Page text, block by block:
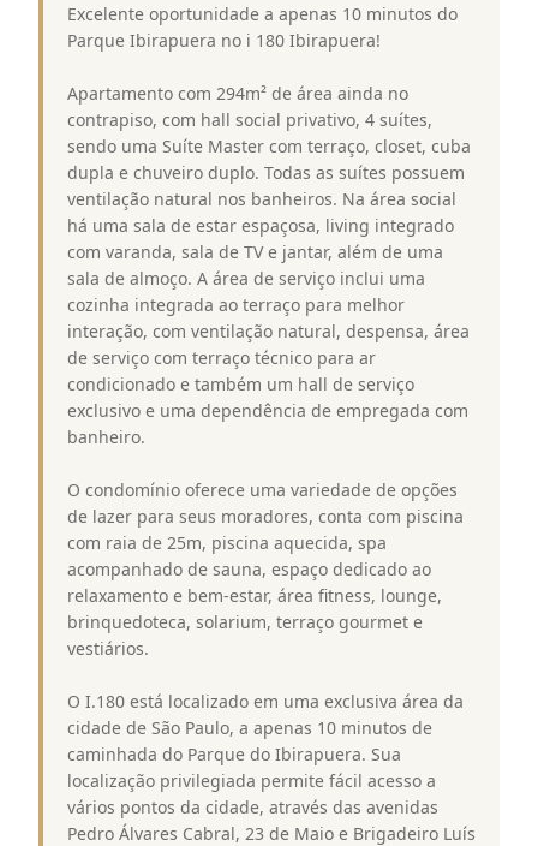
Excelente oportunidade a apenas 10 minutos do
Parque Ibirapuera no i 180 Ibirapuera!
Apartamento com 294m² de área ainda no
contrapiso, com hall social privativo, 4 suítes,
sendo uma Suíte Master com terraço, closet, cuba
dupla e chuveiro duplo. Todas as suítes possuem
ventilação natural nos banheiros. Na área social
há uma sala de estar espaçosa, living integrado
com varanda, sala de TV e jantar, além de uma
sala de almoço. A área de serviço inclui uma
cozinha integrada ao terraço para melhor
interação, com ventilação natural, despensa, área
de serviço com terraço técnico para ar
condicionado e também um hall de serviço
exclusivo e uma dependência de empregada com
banheiro.
O condomínio oferece uma variedade de opções
de lazer para seus moradores, conta com piscina
com raia de 25m, piscina aquecida, spa
acompanhado de sauna, espaço dedicado ao
relaxamento e bem-estar, área fitness, lounge,
brinquedoteca, solarium, terraço gourmet e
vestiários.
O I.180 está localizado em uma exclusiva área da
cidade de São Paulo, a apenas 10 minutos de
caminhada do Parque do Ibirapuera. Sua
localização privilegiada permite fácil acesso a
vários pontos da cidade, através das avenidas
Pedro Álvares Cabral, 23 de Maio e Brigadeiro Luís